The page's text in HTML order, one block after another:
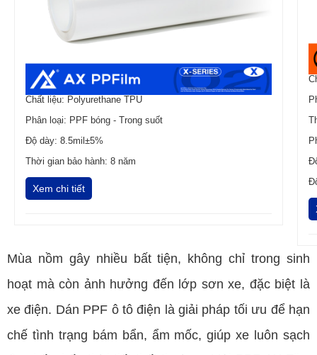
Chất liệu: Polyurethane TPU
Phân loại: PPF bóng - Trong suốt
Độ dày: 8.5mil±5%
Thời gian bảo hành: 8 năm
Xem chi tiết
Mùa nồm gây nhiều bất tiện, không chỉ trong sinh
hoạt mà còn ảnh hưởng đến lớp sơn xe, đặc biệt là
xe điện. Dán PPF ô tô điện là giải pháp tối ưu để hạn
chế tình trạng bám bẩn, ẩm mốc, giúp xe luôn sạch